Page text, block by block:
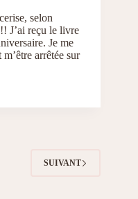
selon
J’ai reçu le livre
Je me
arrêtée sur
SUIVANT